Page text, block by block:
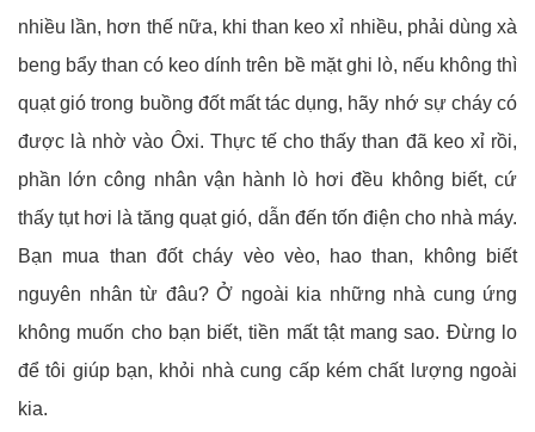
nhiều lần, hơn thế nữa, khi than keo xỉ nhiều, phải dùng xà
beng bẩy than có keo dính trên bề mặt ghi lò, nếu không thì
quạt gió trong buồng đốt mất tác dụng, hãy nhớ sự cháy có
được là nhờ vào Ôxi. Thực tế cho thấy than đã keo xỉ rồi,
phần lớn công nhân vận hành lò hơi đều không biết, cứ
thấy tụt hơi là tăng quạt gió, dẫn đến tốn điện cho nhà máy.
Bạn mua than đốt cháy vèo vèo, hao than, không biết
nguyên nhân từ đâu? Ở ngoài kia những nhà cung ứng
không muốn cho bạn biết, tiền mất tật mang sao. Đừng lo
để tôi giúp bạn, khỏi nhà cung cấp kém chất lượng ngoài
kia.